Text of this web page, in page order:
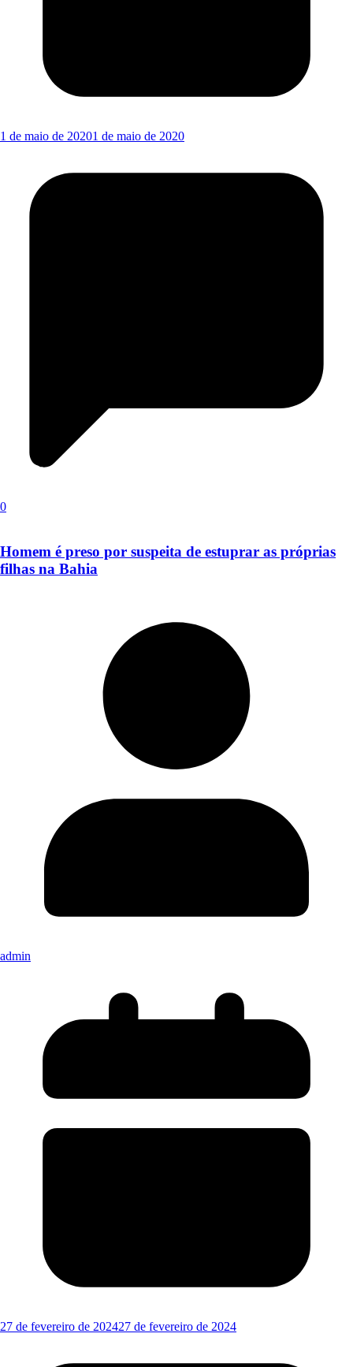
1 de maio de 20201 de maio de 2020
0
Homem é preso por suspeita de estuprar as próprias
filhas na Bahia
admin
27 de fevereiro de 202427 de fevereiro de 2024